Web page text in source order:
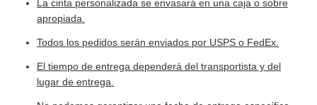
La cinta personalizada se envasará en una caja o sobre
apropiada.
Todos los pedidos serán enviados por USPS o FedEx.
El tiempo de entrega dependerá del transportista y del
lugar de entrega.